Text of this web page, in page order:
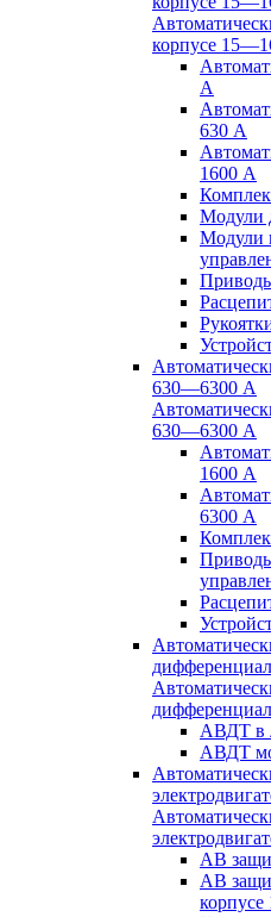
корпусе
А
630 А
1600 А
Модули
Модули
630—6300 А
630—6300 А
1600 А
6300 А
АВДТ в
АВДТ
АВ
АВ